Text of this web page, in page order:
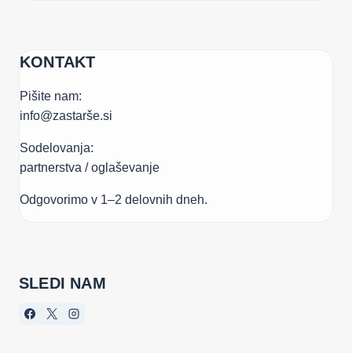
KONTAKT
Pišite nam:
info@zastarše.si
Sodelovanja:
partnerstva / oglaševanje
Odgovorimo v 1–2 delovnih dneh.
SLEDI NAM